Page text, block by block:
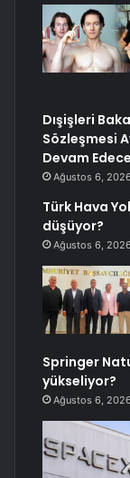
Dışişleri
Sözleşmesi
Devam
Ağustos 6, 2026
Türk Hava
düşüyor?
Ağustos 6, 2026
Springer
yükseliyor?
Ağustos 6, 2026